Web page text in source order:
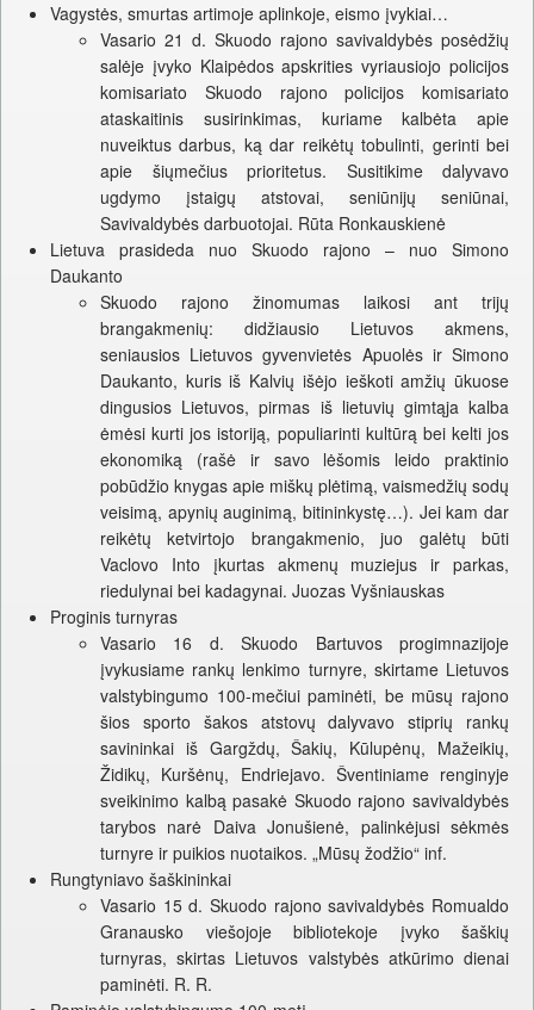
Vagystės, smurtas artimoje aplinkoje, eismo įvykiai…
Vasario 21 d. Skuodo rajono savivaldybės posėdžių
salėje įvyko Klaipėdos apskrities vyriausiojo policijos
komisariato Skuodo rajono policijos komisariato
ataskaitinis susirinkimas, kuriame kalbėta apie
nuveiktus darbus, ką dar reikėtų tobulinti, gerinti bei
apie šiųmečius prioritetus. Susitikime dalyvavo
ugdymo įstaigų atstovai, seniūnijų seniūnai,
Savivaldybės darbuotojai. Rūta Ronkauskienė
Lietuva prasideda nuo Skuodo rajono – nuo Simono
Daukanto
Skuodo rajono žinomumas laikosi ant trijų
brangakmenių: didžiausio Lietuvos akmens,
seniausios Lietuvos gyvenvietės Apuolės ir Simono
Daukanto, kuris iš Kalvių išėjo ieškoti amžių ūkuose
dingusios Lietuvos, pirmas iš lietuvių gimtąja kalba
ėmėsi kurti jos istoriją, populiarinti kultūrą bei kelti jos
ekonomiką (rašė ir savo lėšomis leido praktinio
pobūdžio knygas apie miškų plėtimą, vaismedžių sodų
veisimą, apynių auginimą, bitininkystę…). Jei kam dar
reikėtų ketvirtojo brangakmenio, juo galėtų būti
Vaclovo Into įkurtas akmenų muziejus ir parkas,
riedulynai bei kadagynai. Juozas Vyšniauskas
Proginis turnyras
Vasario 16 d. Skuodo Bartuvos progimnazijoje
įvykusiame rankų lenkimo turnyre, skirtame Lietuvos
valstybingumo 100-mečiui paminėti, be mūsų rajono
šios sporto šakos atstovų dalyvavo stiprių rankų
savininkai iš Gargždų, Šakių, Kūlupėnų, Mažeikių,
Židikų, Kuršėnų, Endriejavo. Šventiniame renginyje
sveikinimo kalbą pasakė Skuodo rajono savivaldybės
tarybos narė Daiva Jonušienė, palinkėjusi sėkmės
turnyre ir puikios nuotaikos. „Mūsų žodžio“ inf.
Rungtyniavo šaškininkai
Vasario 15 d. Skuodo rajono savivaldybės Romualdo
Granausko viešojoje bibliotekoje įvyko šaškių
turnyras, skirtas Lietuvos valstybės atkūrimo dienai
paminėti. R. R.